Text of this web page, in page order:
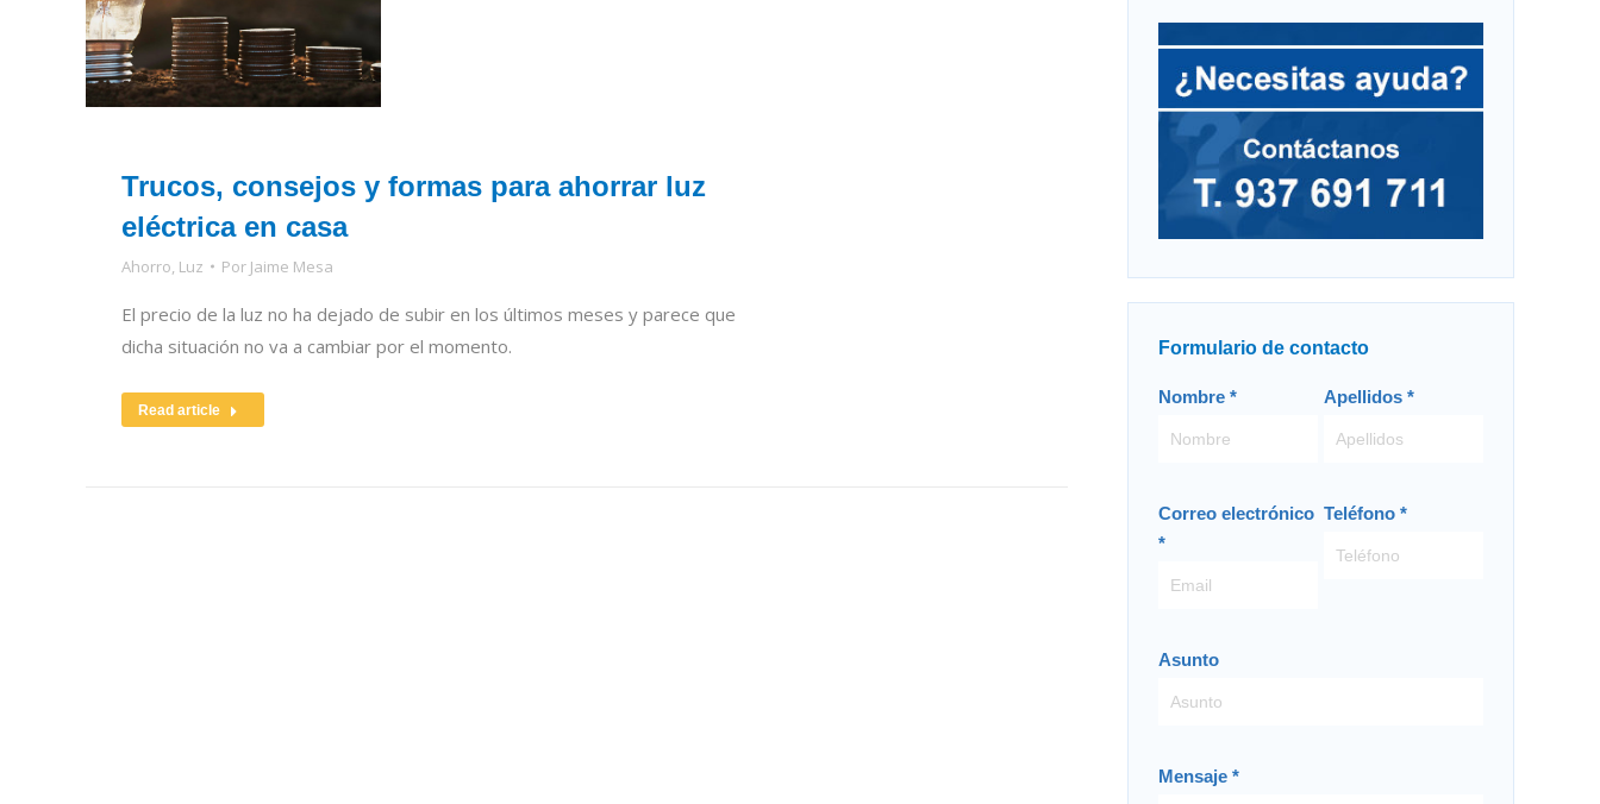
Trucos, consejos y formas para ahorrar luz
eléctrica en casa
Ahorro, Luz Por Jaime Mesa
El precio de la luz no ha dejado de subir en los últimos meses y parece que
dicha situación no va a cambiar por el momento.
Read article
Formulario de contacto
Contacto
Nombre * Apellidos*
Correo electrónico
*
Teléfono*
Asunto
Mensaje *